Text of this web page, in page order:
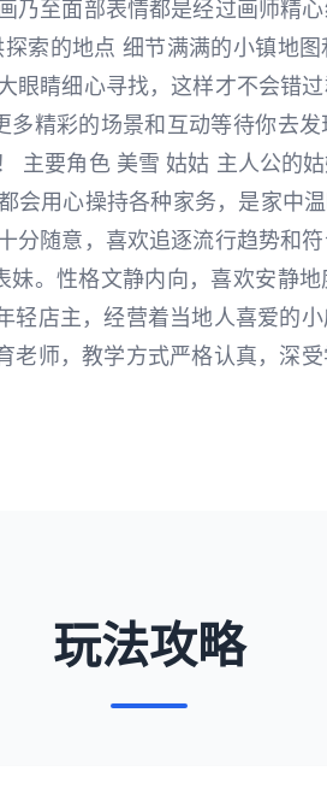
乃至面部表情都是经过画师精
索的地点 细节满满的小镇地
眼睛细心寻找，这样才不会错
精彩的场景和互动等待你去
主要角色 美雪 姑姑 主人公的
会用心操持各种家务，是家中
分随意，喜欢追逐流行趋势和
。性格文静内向，喜欢安静
轻店主，经营着当地人喜爱的
老师，教学方式严格认真，深
玩法攻略